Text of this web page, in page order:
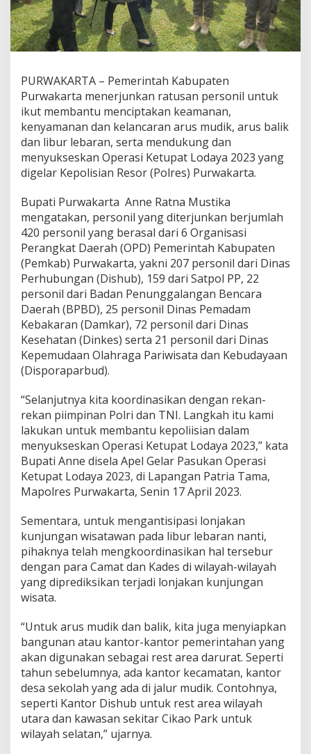
PURWAKARTA – Pemerintah Kabupaten
Purwakarta menerjunkan ratusan personil untuk
ikut membantu menciptakan keamanan,
kenyamanan dan kelancaran arus mudik, arus balik
dan libur lebaran, serta mendukung dan
menyukseskan Operasi Ketupat Lodaya 2023 yang
digelar Kepolisian Resor (Polres) Purwakarta.
Bupati Purwakarta Anne Ratna Mustika
mengatakan, personil yang diterjunkan berjumlah
420 personil yang berasal dari 6 Organisasi
Perangkat Daerah (OPD) Pemerintah Kabupaten
(Pemkab) Purwakarta, yakni 207 personil dari Dinas
Perhubungan (Dishub), 159 dari Satpol PP, 22
personil dari Badan Penunggalangan Bencara
Daerah (BPBD), 25 personil Dinas Pemadam
Kebakaran (Damkar), 72 personil dari Dinas
Kesehatan (Dinkes) serta 21 personil dari Dinas
Kepemudaan Olahraga Pariwisata dan Kebudayaan
(Disporaparbud).
“Selanjutnya kita koordinasikan dengan rekan-
rekan piimpinan Polri dan TNI. Langkah itu kami
lakukan untuk membantu kepoliisian dalam
menyukseskan Operasi Ketupat Lodaya 2023,” kata
Bupati Anne disela Apel Gelar Pasukan Operasi
Ketupat Lodaya 2023, di Lapangan Patria Tama,
Mapolres Purwakarta, Senin 17 April 2023.
Sementara, untuk mengantisipasi lonjakan
kunjungan wisatawan pada libur lebaran nanti,
pihaknya telah mengkoordinasikan hal tersebur
dengan para Camat dan Kades di wilayah-wilayah
yang diprediksikan terjadi lonjakan kunjungan
wisata.
“Untuk arus mudik dan balik, kita juga menyiapkan
bangunan atau kantor-kantor pemerintahan yang
akan digunakan sebagai rest area darurat. Seperti
tahun sebelumnya, ada kantor kecamatan, kantor
desa sekolah yang ada di jalur mudik. Contohnya,
seperti Kantor Dishub untuk rest area wilayah
utara dan kawasan sekitar Cikao Park untuk
wilayah selatan,” ujarnya.